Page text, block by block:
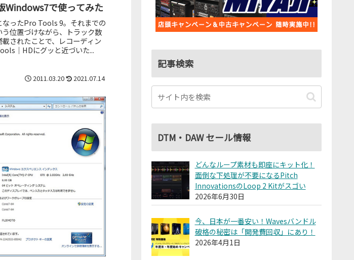
Windows7で使ってみた
なったPro Tools 9。それまでの
位置づけながら、トラック数
されたことで、レコーディン
｜HDにグッと近づいた...
2011.03.20 2021.07.14
記事検索
DTM・DAW セール情報
どんなループ素材も即座にキット化！
面倒な下処理が不要になるPitch
InnovationsのLoop 2 Kitがスゴい
2026年6月30日
今、日本が一番安い！Wavesバンドル
破格の秘密は「開発費回収」にあり！
2026年4月1日